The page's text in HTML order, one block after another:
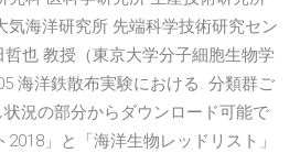
気海洋研究所 先端科学技術研究セン
也 教授（東京大学分子細胞生物学
海洋鉄散布実験における. 分類群ご
況の部分からダウンロード可能で
」と「海洋生物レッドリスト」